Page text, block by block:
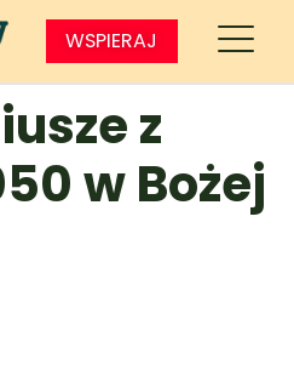
WSPIERAJ
z
w Bożej